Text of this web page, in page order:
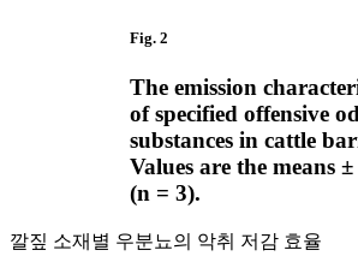
Fig. 2
The emission
of specified offensive
substances in cattle
Values are the means ±
(n = 3).
깔짚 소재별 우분뇨의 악취 저감 효율